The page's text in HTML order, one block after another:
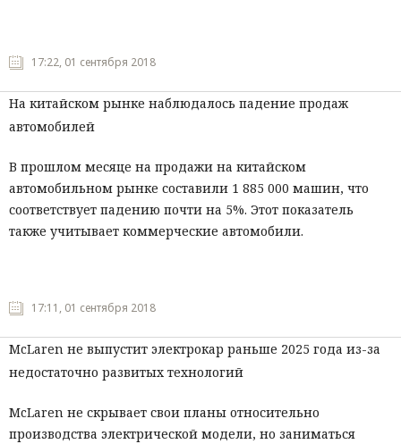
17:22, 01 сентября 2018
На китайском рынке наблюдалось падение продаж
автомобилей
В прошлом месяце на продажи на китайском
автомобильном рынке составили 1 885 000 машин, что
соответствует падению почти на 5%. Этот показатель
также учитывает коммерческие автомобили.
17:11, 01 сентября 2018
McLaren не выпустит электрокар раньше 2025 года из-за
недостаточно развитых технологий
McLaren не скрывает свои планы относительно
производства электрической модели, но заниматься